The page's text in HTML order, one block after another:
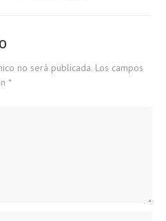
no será publicada. Los campos
*